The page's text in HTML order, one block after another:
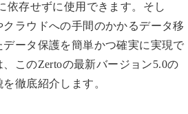
依存せずに使用できます。そし
ラウドへの手間のかかるデータ移
ータ保護を簡単かつ確実に実現で
このZertoの最新バージョン5.0の
徹底紹介します。